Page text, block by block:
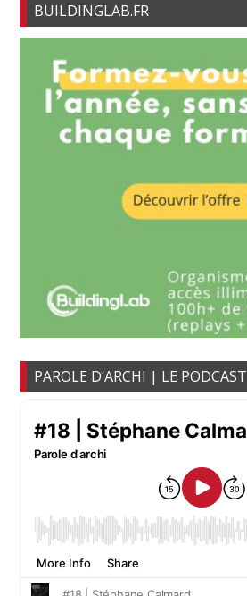
BUILDINGLAB.FR
PAROLE D’ARCHI | LE PODCAST